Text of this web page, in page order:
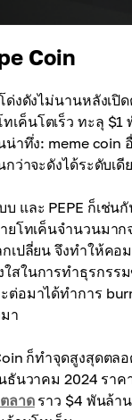
Coin
ด่งดังไม่นานหลังเปิ
เค็นโตเร็ว ทะลุ $1
น่าทึ่ง: meme coin
กว่าจะดังได้ระดับเดี
และ PEPE ก็เช่นกั
ยโทเค็นจำนวนมาก
เปลี่ยน จึงทำให้คอ
สในการทำธุรกรร
ต่อมาได้ทำการ
า
ก็ทำจุดสูงสุดตล
ธันวาคม 2024 รา
ลาดราว $4 พันล้า